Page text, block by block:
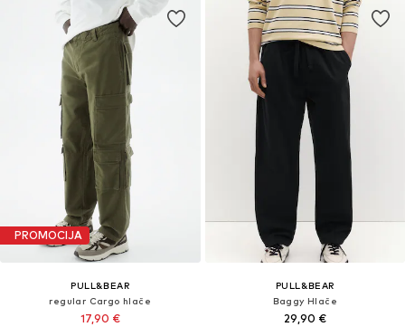
PROMOCIJA
PULL&BEAR
regular Cargo hlače
17,90 €
PULL&BEAR
Baggy Hlače
29,90 €